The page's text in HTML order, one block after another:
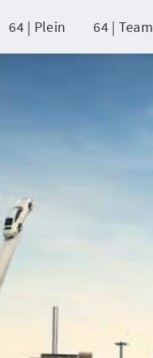
64 | Plein 64 | Team